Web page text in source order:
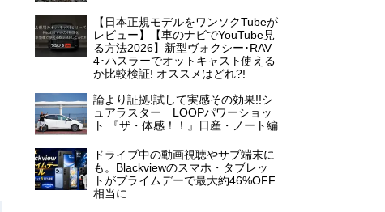
【日本正規モデルをワンソクTubeが
レビュー】【車のナビでYouTube見
る方法2026】新型ヴォクシー･RAV
4･ハスラーでオットキャスト使える
か比較検証! オススメはどれ?!
論より証拠!試して実感その効果!!シ
ュアラスター LOOPパワーショッ
ト 『ザ・体感！！』日産・ノート編
ドライブ中の動画視聴やサブ端末に
も。Blackviewのスマホ・タブレッ
トがプライムデーで最大約46%OFF
相当に